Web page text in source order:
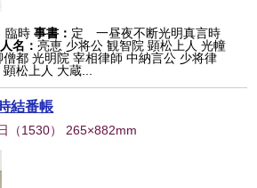
時 事書： 定 一昼夜不断光明真言時
人名：亮恵 少将公 観智院 顕松上人 光幢
都 光明院 宰相律師 中納言公 少将律
松上人 大蔵...
結番帳
（1530） 265×882mm